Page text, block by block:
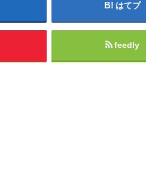
はてブ
feedly